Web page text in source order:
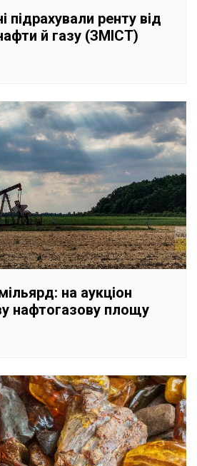
ренту від
й газу (ЗМІСТ)
на аукціон
нафтогазову площу